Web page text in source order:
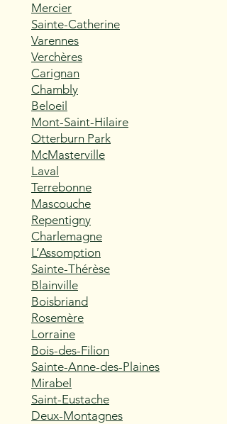
Mercier
Sainte-Catherine
Varennes
Verchères
Carignan
Chambly
Beloeil
Mont-Saint-Hilaire
Otterburn Park
McMasterville
Laval
Terrebonne
Mascouche
Repentigny
Charlemagne
L’Assomption
Sainte-Thérèse
Blainville
Boisbriand
Rosemère
Lorraine
Bois-des-Filion
Sainte-Anne-des-Plaines
Mirabel
Saint-Eustache
Deux-Montagnes